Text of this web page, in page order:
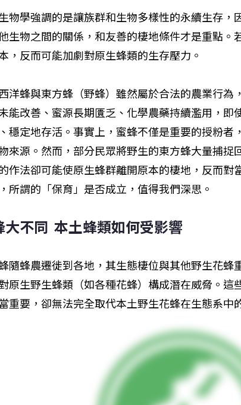
物學強調的是讓族群和生物多樣性的永續生存，
生物之間的關係，和友善的棲地條件才是重點。
，反而可能加劇對原生蜂類的生存壓力。
洋蜂與東方蜂（野蜂）雖然屬於合法的農業行為
能改善、蜜源長期匱乏、化學農藥持續濫用，即
穩定地存活。事實上，蜜蜂不僅是重要的授粉者
來源。然而，部分民眾將野生的東方蜂大量捕捉
作法卻可能使原生蜂群離開原本的棲地，反而對
所謂的「保育」是否成立，值得我們深思。
大不同  本土蜂類如何受影響
隨蜂農遷徙到各地，其生態棲位與其他野生花蜂
原生野生蜂類（如各種花蜂）構成潛在威脅。這
重要，卻無法完全取代本土野生花蜂在生態系中